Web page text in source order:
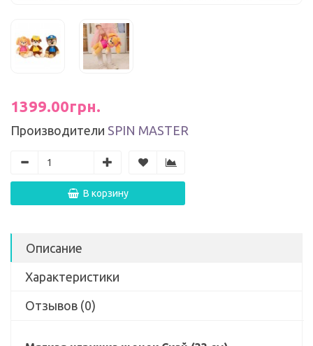
1399.00грн.
Производители SPIN MASTER
В корзину
Описание
Характеристики
Отзывов (0)